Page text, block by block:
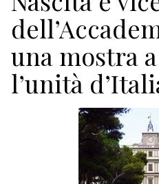
ECONOMIA
TURISMO
CULTURA
una mostra
l’unità